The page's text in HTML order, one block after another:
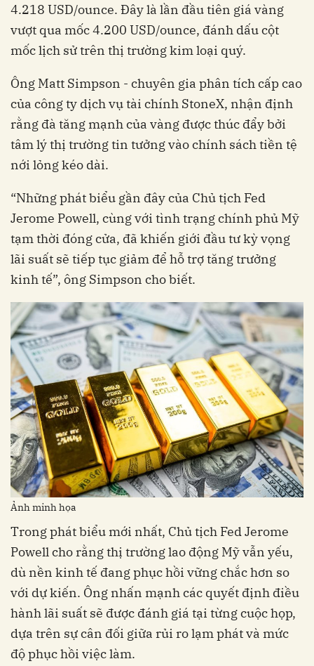
4.218 USD/ounce. Đây là lần đầu tiên giá vàng
vượt qua mốc 4.200 USD/ounce, đánh dấu cột
mốc lịch sử trên thị trường kim loại quý.
Ông Matt Simpson - chuyên gia phân tích cấp cao
của công ty dịch vụ tài chính StoneX, nhận định
rằng đà tăng mạnh của vàng được thúc đẩy bởi
tâm lý thị trường tin tưởng vào chính sách tiền tệ
nới lỏng kéo dài.
“Những phát biểu gần đây của Chủ tịch Fed
Jerome Powell, cùng với tình trạng chính phủ Mỹ
tạm thời đóng cửa, đã khiến giới đầu tư kỳ vọng
lãi suất sẽ tiếp tục giảm để hỗ trợ tăng trưởng
kinh tế”, ông Simpson cho biết.
Ảnh minh họa
Trong phát biểu mới nhất, Chủ tịch Fed Jerome
Powell cho rằng thị trường lao động Mỹ vẫn yếu,
dù nền kinh tế đang phục hồi vững chắc hơn so
với dự kiến. Ông nhấn mạnh các quyết định điều
hành lãi suất sẽ được đánh giá tại từng cuộc họp,
dựa trên sự cân đối giữa rủi ro lạm phát và mức
độ phục hồi việc làm.